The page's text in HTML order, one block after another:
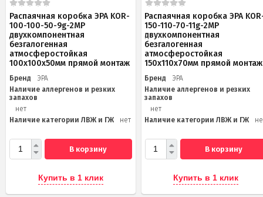
Распаячная коробка ЭРА KOR-
100-100-50-9g-2MP
двухкомпонентная
безгалогенная
атмосферостойкая
100х100х50мм прямой монтаж
Бренд
ЭРА
Наличие аллергенов и резких
запахов
нет
Наличие категории ЛВЖ и ГЖ
нет
В корзину
Купить в 1 клик
Распаячная коробка ЭРА
150-110-70-11g-2MP
двухкомпонентная
безгалогенная
атмосферостойкая
150х110х70мм прямой монтаж
Бренд
ЭРА
Наличие аллергенов и резких
запахов
нет
Наличие категории ЛВЖ и ГЖ
В корзину
Купить в 1 клик